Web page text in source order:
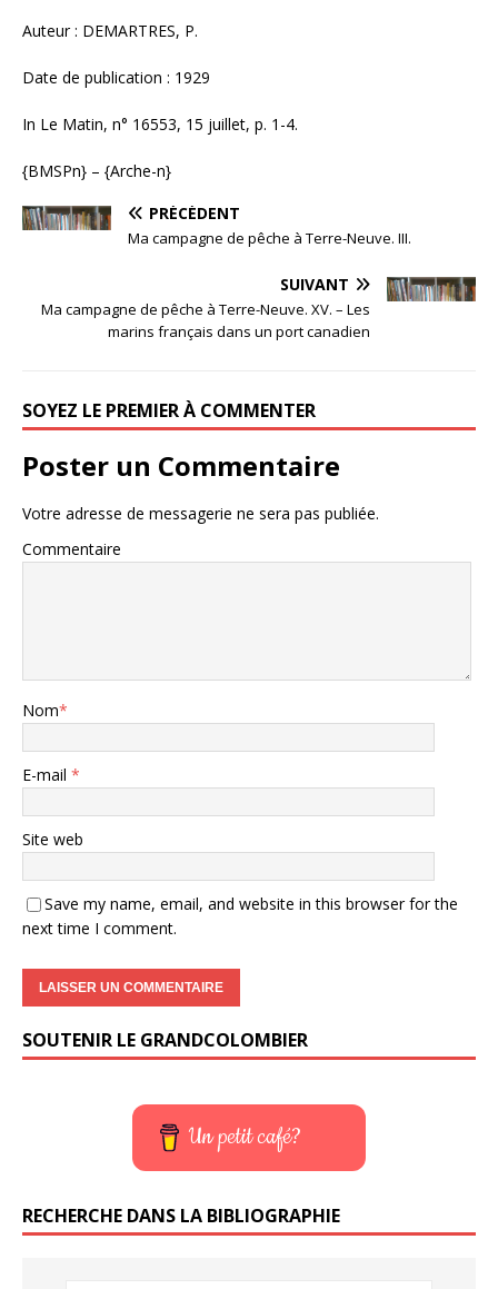
Auteur : DEMARTRES, P.
Date de publication : 1929
In Le Matin, n° 16553, 15 juillet, p. 1-4.
{BMSPn} – {Arche-n}
PRÉCÉDENT
Ma campagne de pêche à Terre-Neuve. III.
SUIVANT
Ma campagne de pêche à Terre-Neuve. XV. – Les
marins français dans un port canadien
SOYEZ LE PREMIER À COMMENTER
Poster un Commentaire
Votre adresse de messagerie ne sera pas publiée.
Commentaire
Nom*
E-mail *
Site web
Save my name, email, and website in this browser for the
next time I comment.
SOUTENIR LE GRANDCOLOMBIER
Un petit café?
RECHERCHE DANS LA BIBLIOGRAPHIE